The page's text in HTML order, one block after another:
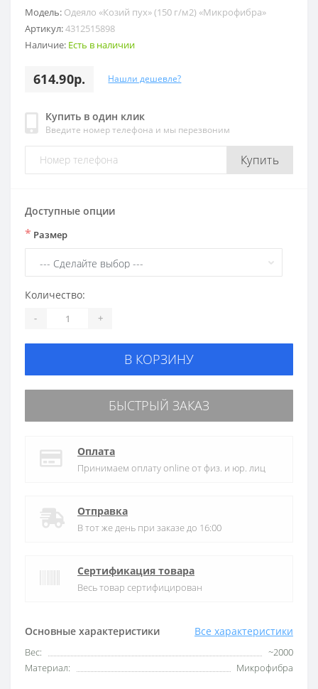
Модель: Одеяло «Козий пух» (150 г/м2) «Микрофибра»
Артикул:4312515898
Наличие: Есть в наличии
614.90р. Нашли дешевле?
Купить в один клик
Введите номер телефона и мы перезвоним
Купить
Основные характеристики Все характеристики
Вес:
~2000
Материал:
Микрофибра
Доступные опции
* Размер
Количество:
- +
В КОРЗИНУ
БЫСТРЫЙ ЗАКАЗ
Оплата
Принимаем оплату online от физ. и юр. лиц
Отправка
В тот же день при заказе до 16:00
Сертификация товара
Весь товар сертифицирован